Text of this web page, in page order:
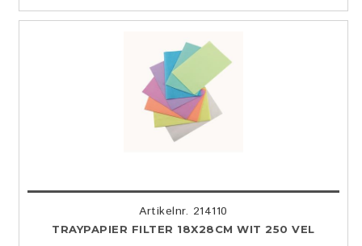
Artikelnr. 214110
TRAYPAPIER FILTER 18X28CM WIT 250 VEL